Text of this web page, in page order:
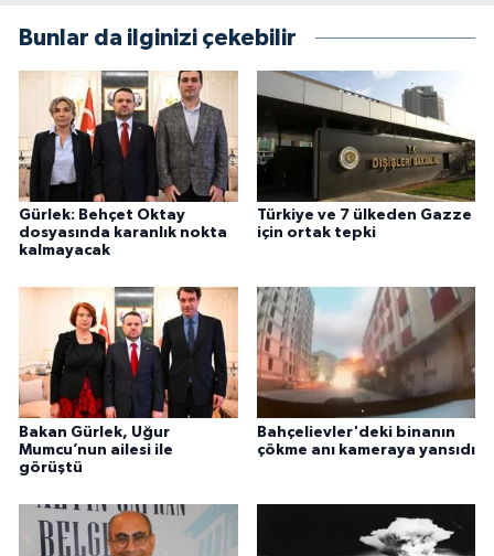
Bunlar da ilginizi çekebilir
Gürlek: Behçet Oktay
dosyasında karanlık nokta
kalmayacak
Türkiye ve 7 ülkeden Gazze
için ortak tepki
Bakan Gürlek, Uğur
Mumcu’nun ailesi ile
görüştü
Bahçelievler'deki binanın
çökme anı kameraya yansıdı